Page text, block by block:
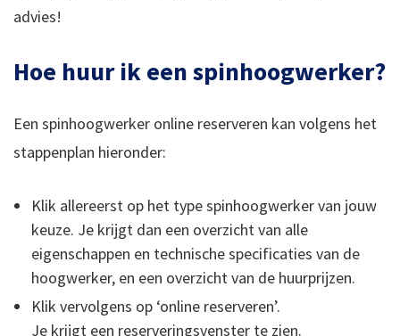
advies!
Hoe huur ik een spinhoogwerker?
Een spinhoogwerker online reserveren kan volgens het
stappenplan hieronder:
Klik allereerst op het type spinhoogwerker van jouw
keuze. Je krijgt dan een overzicht van alle
eigenschappen en technische specificaties van de
hoogwerker, en een overzicht van de huurprijzen.
Klik vervolgens op ‘online reserveren’.
Je krijgt een reserveringsvenster te zien.